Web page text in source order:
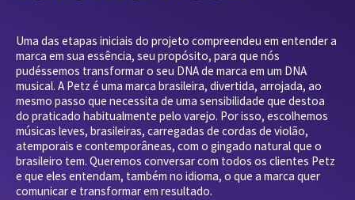
Uma das etapas iniciais do projeto compreendeu em entender a
marca em sua essência, seu propósito, para que nós
pudéssemos transformar o seu DNA de marca em um DNA
musical. A Petz é uma marca brasileira, divertida, arrojada, ao
mesmo passo que necessita de uma sensibilidade que destoa
do praticado habitualmente pelo varejo. Por isso, escolhemos
músicas leves, brasileiras, carregadas de cordas de violão,
atemporais e contemporâneas, com o gingado natural que o
brasileiro tem. Queremos conversar com todos os clientes Petz
e que eles entendam, também no idioma, o que a marca quer
comunicar e transformar em resultado.